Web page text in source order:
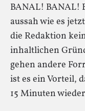
BANAL! BANAL!
aussah wie es
die Redaktion
inhaltlichen
gehen andere
ist es ein Vorteil,
15 Minuten